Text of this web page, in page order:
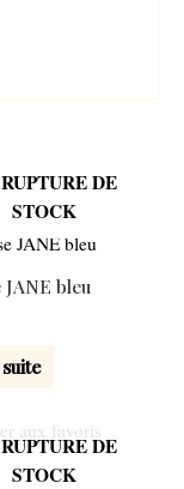
DE
STOCK
bleu
aux favoris
DE
STOCK